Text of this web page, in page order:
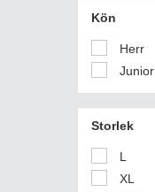
Kön
Herr
Junior
Storlek
L
XL